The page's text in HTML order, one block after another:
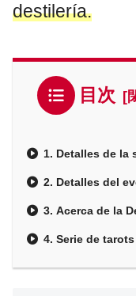
destilería.
目次
1. Detalles de la
2. Detalles del
3. Acerca de la
4. Serie de